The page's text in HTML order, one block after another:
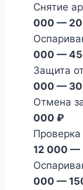
Снятие
000 —
000 —
Защита
000 —
Отмена
000 ₽
12 000 —
000 —